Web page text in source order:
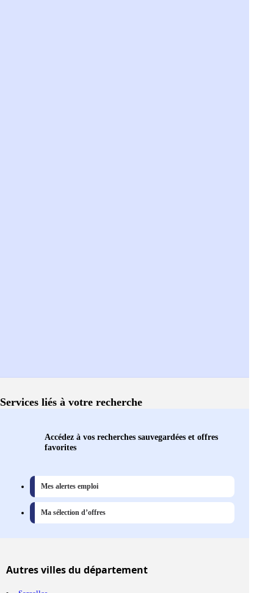
Services liés à votre recherche
Accédez à vos recherches sauvegardées et offres
favorites
Mes alertes emploi
Ma sélection d’offres
Autresvillesdu département